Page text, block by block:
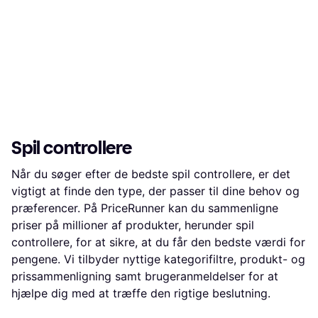
Spil controllere
Når du søger efter de bedste spil controllere, er det
vigtigt at finde den type, der passer til dine behov og
præferencer. På PriceRunner kan du sammenligne
priser på millioner af produkter, herunder spil
controllere, for at sikre, at du får den bedste værdi for
pengene. Vi tilbyder nyttige kategorifiltre, produkt- og
prissammenligning samt brugeranmeldelser for at
hjælpe dig med at træffe den rigtige beslutning.